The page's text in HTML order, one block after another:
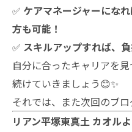
✅ ケアマネージャーにな
方も可能！
✅ スキルアップすれば、
自分に合ったキャリアを
続けていきましょう😊✨
それでは、また次回のブ
リアン平塚東真土 カオル